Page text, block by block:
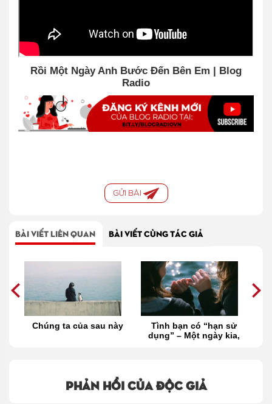
Rồi Một Ngày Anh Bước Đến Bên Em | Blog
Radio
GỬI BÀI
BÀI VIẾT LIÊN QUAN BÀI VIẾT CÙNG TÁC GIẢ
Chúng ta của sau này
Tình bạn có “hạn sử
dụng” – Một ngày kia,
Phản hồi của độc giả